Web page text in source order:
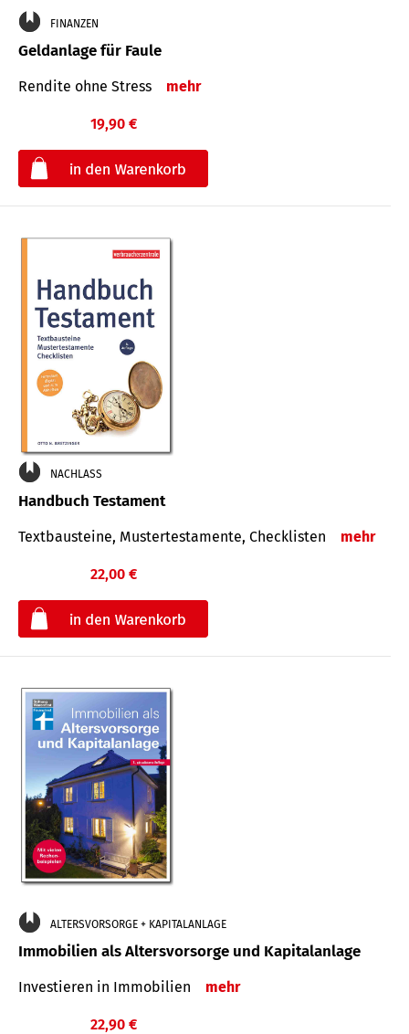
FINANZEN
Geldanlage für Faule
Rendite ohne Stress mehr
19,90 €
NACHLASS
Handbuch Testament
Textbausteine, Mustertestamente, Checklisten mehr
22,00 €
ALTERSVORSORGE + KAPITALANLAGE
Immobilien als Altersvorsorge und Kapitalanlage
Investieren in Immobilien mehr
22,90 €